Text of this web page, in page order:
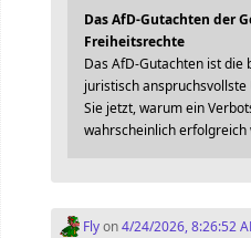
Das AfD-Gutachten der
Freiheitsrechte
Das AfD-Gutachten ist die
juristisch
Sie jetzt, warum ein
wahrscheinlich erfolgreich
Flyon4/24/2026, 8:26:52